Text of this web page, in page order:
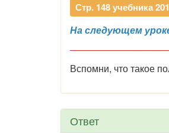
Стр. 148 учебника
На следующем
Вспомни, что такое
Ответ